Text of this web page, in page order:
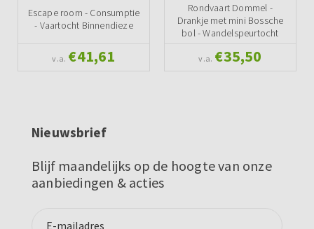
Escape room - Consumptie
- Vaartocht Binnendieze
v.a. €41,61
Rondvaart Dommel -
Drankje met mini Bossche
bol - Wandelspeurtocht
v.a. €35,50
Nieuwsbrief
Blijf maandelijks op de hoogte van onze
aanbiedingen & acties